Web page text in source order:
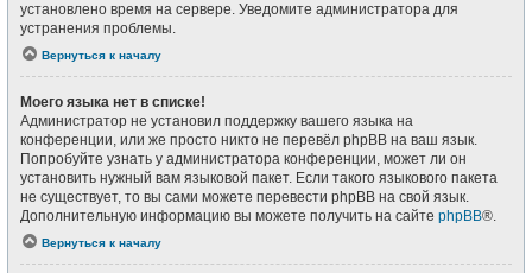
установлено время на сервере. Уведомите администратора для
устранения проблемы.
Вернуться к началу
Моего языка нет в списке!
Администратор не установил поддержку вашего языка на
конференции, или же просто никто не перевёл phpBB на ваш язык.
Попробуйте узнать у администратора конференции, может ли он
установить нужный вам языковой пакет. Если такого языкового пакета
не существует, то вы сами можете перевести phpBB на свой язык.
Дополнительную информацию вы можете получить на сайте phpBB®.
Вернуться к началу